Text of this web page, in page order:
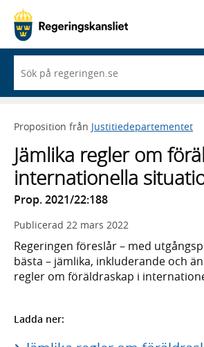
du
börjar
skriva
framträder
lista
med
sökförslag
Proposition från Justitiedepartementet
Jämlika regler om
internationella
Prop. 2021/22:188
Publicerad 22 mars 2022
Regeringen föreslår – med
bästa – jämlika, inklu­derande och
regler om föräldra­skap i
Ladda ner: